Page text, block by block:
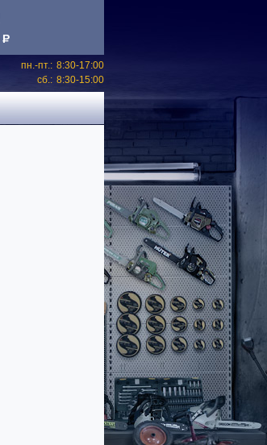
P
пн.-пт.: 8:30-17:00
сб.: 8:30-15:00